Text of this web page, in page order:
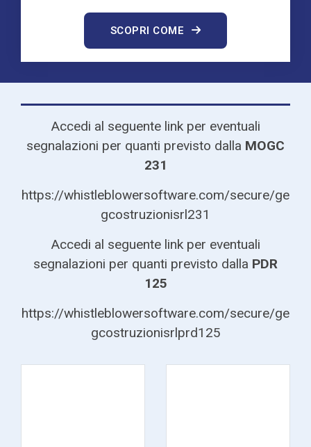
SCOPRI COME
Accedi al seguente link per eventuali
segnalazioni per quanti previsto dalla MOGC
231
https://whistleblowersoftware.com/secure/ge
gcostruzionisrl231
Accedi al seguente link per eventuali
segnalazioni per quanti previsto dalla PDR
125
https://whistleblowersoftware.com/secure/ge
gcostruzionisrlprd125